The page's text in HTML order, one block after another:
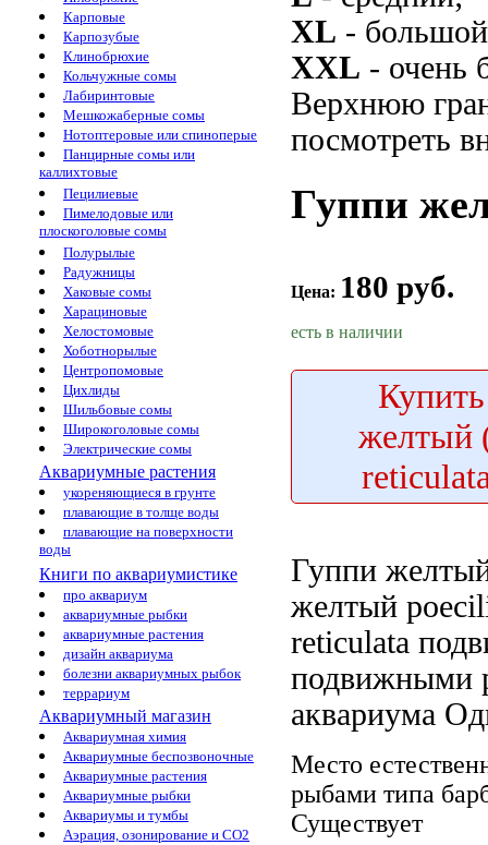
Карповые
Карпозубые
Клинобрюхие
Кольчужные сомы
Лабиринтовые
Мешкожаберные сомы
Нотоптеровые или спиноперые
Панцирные сомы или
каллихтовые
Пецилиевые
Пимелодовые или
плоскоголовые сомы
Полурылые
Радужницы
Хаковые сомы
Харациновые
Хелостомовые
Хоботнорылые
Центропомовые
Цихлиды
Шильбовые сомы
Широкоголовые сомы
Электрические сомы
Аквариумные растения
укореняющиеся в грунте
плавающие в толще воды
плавающие на поверхности
воды
Книги по аквариумистике
про аквариум
аквариумные рыбки
аквариумные растения
дизайн аквариума
болезни аквариумных рыбок
террариум
Аквариумный магазин
Аквариумная химия
Аквариумные беспозвоночные
Аквариумные растения
Аквариумные рыбки
Аквариумы и тумбы
Аэрация, озонирование и CO2
XL -
XXL - очень
Верхнюю
посмотреть
Гуппи
Цена: 180 руб.
есть в наличии
Купить
желтый
Гуппи
желтый
reticulata
подвижными
аквариума
Место
рыбами типа
Существует